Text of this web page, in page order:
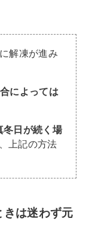
解凍が進み
によっては
日が続く場
上記の方法
きは迷わず元